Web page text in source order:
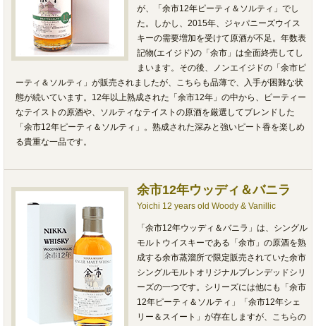
が、「余市12年ピーティ＆ソルティ」でし
た。しかし、2015年、ジャパニーズウイス
キーの需要増加を受けて原酒が不足。年数表
記物(エイジド)の「余市」は全面終売してし
まいます。その後、ノンエイジドの「余市ピ
ーティ＆ソルティ」が販売されましたが、こちらも品薄で、入手が困難な状
態が続いています。12年以上熟成された「余市12年」の中から、ピーティー
なテイストの原酒や、ソルティなテイストの原酒を厳選してブレンドした
「余市12年ピーティ＆ソルティ」。熟成された深みと強いピート香を楽しめ
る貴重な一品です。
余市12年ウッディ＆バニラ
Yoichi 12 years old Woody & Vanillic
「余市12年ウッディ＆バニラ」は、シングル
モルトウイスキーである「余市」の原酒を熟
成する余市蒸溜所で限定販売されていた余市
シングルモルトオリジナルブレンデッドシリ
ーズの一つです。シリーズには他にも「余市
12年ピーティ＆ソルティ」「余市12年シェ
リー＆スイート」が存在しますが、こちらの